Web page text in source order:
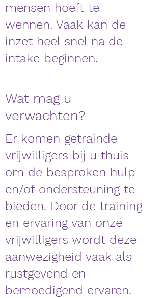
mensen hoeft te
wennen. Vaak kan de
inzet heel snel na de
intake beginnen.
Wat mag u
verwachten?
Er komen getrainde
vrijwilligers bij u thuis
om de besproken hulp
en/of ondersteuning te
bieden. Door de training
en ervaring van onze
vrijwilligers wordt deze
aanwezigheid vaak als
rustgevend en
bemoedigend ervaren.